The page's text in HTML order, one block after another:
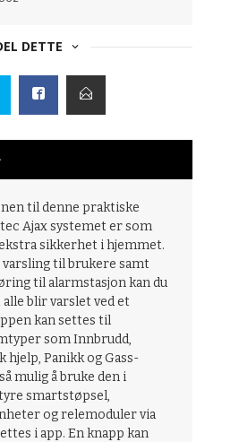
DETTE
til denne praktiske
Ajax systemet er som
sikkerhet i hjemmet.
varsling til brukere samt
til alarmstasjon kan du
blir varslet ved et
kan settes til
som Innbrudd,
hjelp, Panikk og Gass-
mulig å bruke den i
smartstøpsel,
og relemoduler via
i app. En knapp kan